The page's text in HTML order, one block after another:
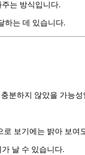
는 방식입니다.
하는 데 있습니다.
분하지 않았을 가능성
보기에는 밝아 보여
날 수 있습니다.